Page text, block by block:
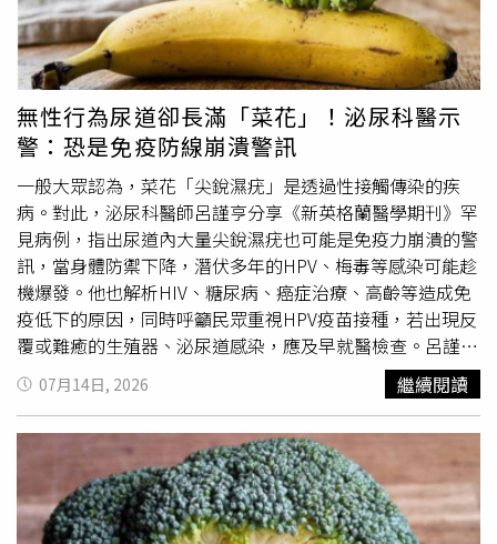
或健康。不過，門診仍常遇到患者因外觀問題選擇治療。戴
定恩笑說，不少男性其實知道自己沒有生病，但仍無奈表
示：「我知道沒事，但女朋友不知道啊！」擔心另一半誤以
為感染性病，因此希望透過雷射將丘疹磨平，避免造成誤
解，也讓自己更有自信。然而，戴定恩也提醒，並不是所有
長在陰莖上的小顆粒都是珍珠丘疹。一般民眾很難僅憑外觀
判斷究竟是良性的珍珠丘疹，還是菜花、傳染性軟疣或其他
皮膚疾病，因此若私密處出現異常突起、疣狀物或其他不明
變化，都應盡快到泌尿科接受檢查，不要自行上網查資料或
胡亂擦藥。另一名泌尿科醫師黃冠鈞也曾指出，陰莖珍珠丘
疹屬於一種良性的血管纖維瘤（Angiofibroma），好發於
20至30歲男性，以及未割包皮者。丘疹大小約1至3毫米，
呈圓形，顏色可能是白色、粉紅色或淡黃色，主要長在龜頭
冠狀溝，排列方式像一串珍珠項鍊，也可能局部散布。他表
示，珍珠丘疹與菜花最大的差異，在於珍珠丘疹幾乎只出現
在龜頭冠狀溝，不會出現疼痛、刺痛、搔癢、分泌物等症
狀；反觀菜花則可能長在陰莖、包皮、陰囊甚至肛門周圍，
外觀常呈不規則、花椰菜狀突起，且屬於人類乳突病毒感染
所引起，兩者成因與治療方式完全不同。黃冠鈞指出，陰莖
珍珠丘疹本身不會危害健康，因此大多不需要治療；若因美
無性行為尿道卻長滿「菜花」！泌尿科醫示
警：恐是免疫防線崩潰警訊
一般大眾認為，菜花「尖銳濕疣」是透過性接觸傳染的疾
病。對此，泌尿科醫師呂謹亨分享《新英格蘭醫學期刊》罕
見病例，指出尿道內大量尖銳濕疣也可能是免疫力崩潰的警
訊，當身體防禦下降，潛伏多年的HPV、梅毒等感染可能趁
機爆發。他也解析HIV、糖尿病、癌症治療、高齡等造成免
疫低下的原因，同時呼籲民眾重視HPV疫苗接種，若出現反
覆或難癒的生殖器、泌尿道感染，應及早就醫檢查。呂謹亨
醫師昨（13日）在臉書分享《新英格蘭醫學期刊》
（NEJM）刊登的1起特殊病例，指出患者因疾病治療因
素，導致尿道內出現大量尖銳濕疣，也就是俗稱的「菜
花」。呂謹亨表示，這起罕見案例背後，其實凸顯了1項重
要的醫學觀念，當感染出現在不尋常的位置、深入身體內
部，或呈現極度嚴重且難以控制的狀態時，往往是身體免疫
防線崩潰的警訊。呂謹亨指出，臨床上也經常遇到類似情
07月14日, 2026 繼續閱讀